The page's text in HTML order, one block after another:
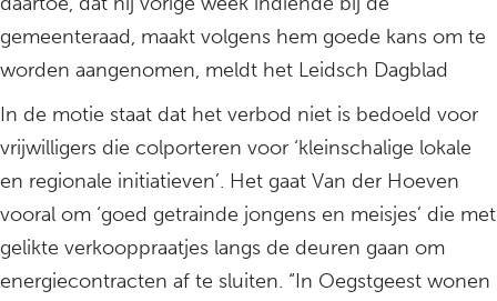
gemeenteraad, maakt volgens hem goede kans om te
worden aangenomen, meldt het Leidsch Dagblad
In de motie staat dat het verbod niet is bedoeld voor
vrijwilligers die colporteren voor ‘kleinschalige lokale
en regionale initiatieven’. Het gaat Van der Hoeven
vooral om ‘goed getrainde jongens en meisjes’ die met
gelikte verkooppraatjes langs de deuren gaan om
energiecontracten af te sluiten. “In Oegstgeest wonen